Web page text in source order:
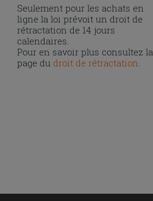
Seulement pour les achats en
ligne la loi prévoit un droit de
rétractation de 14 jours
calendaires.
Pour en savoir plus consultez la
page dudroit de rétractation